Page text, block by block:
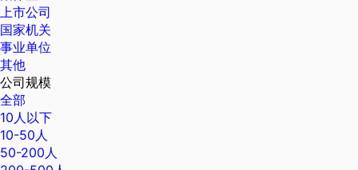
上市公司
国家机关
事业单位
其他
公司规模
全部
10人以下
10-50人
50-200人